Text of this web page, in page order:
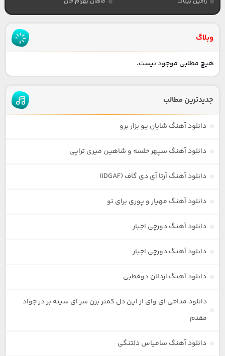
وبلاگ
هیچ مطلبی موجود نیست.
جدیدترین مطالب
دانلود آهنگ شایان یو بزار برو
دانلود آهنگ سپهر خلسه و شاهین میری تراپی
دانلود آهنگ آرتا آی دی گاف (IDGAF)
دانلود آهنگ مهیار و پوری برای تو
دانلود آهنگ دورچی اجبار
دانلود آهنگ دورچی اجبار
دانلود آهنگ اردلان دوقطبی
دانلود مداحی ای وای از این دل کمتر بزن سر ای سینه بر در جواد
مقدم
دانلود آهنگ سامیاس دلتنگی